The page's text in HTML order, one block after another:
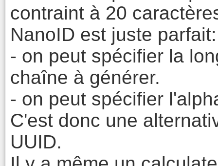
contraint à 20
NanoID est juste parfait:
- on peut spécifier la
chaîne à générer.
- on peut spécifier
C'est donc une
UUID.